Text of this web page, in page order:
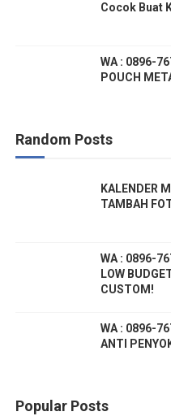
Cocok Buat
WA : 0896-
POUCH
Random Posts
KALENDER
TAMBAH
WA : 0896-
LOW
CUSTOM!
WA : 0896-
ANTI
Popular Posts